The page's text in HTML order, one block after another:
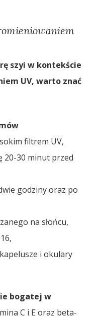
szyi w kontekście
UV, warto znać
filtrem UV,
20-30 minut przed
godziny oraz po
na słońcu,
i okulary
bogatej w
C i E oraz beta-